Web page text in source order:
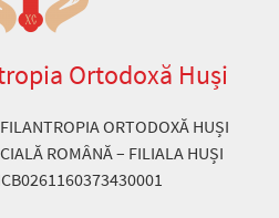
Ortodoxă Huși
ORTODOXĂ HUȘI
ROMÂNĂ – FILIALA HUȘI